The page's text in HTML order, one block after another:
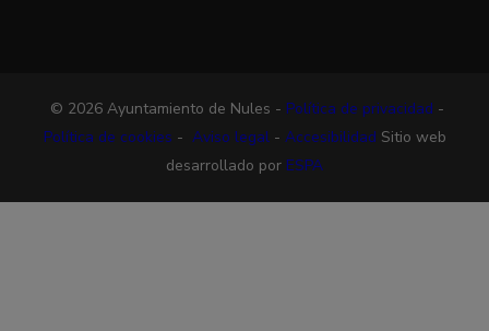
© 2026 Ayuntamiento de Nules - Política de privacidad -
Política de cookies - Aviso legal- Accesibilidad Sitio web
desarrollado por ESPA